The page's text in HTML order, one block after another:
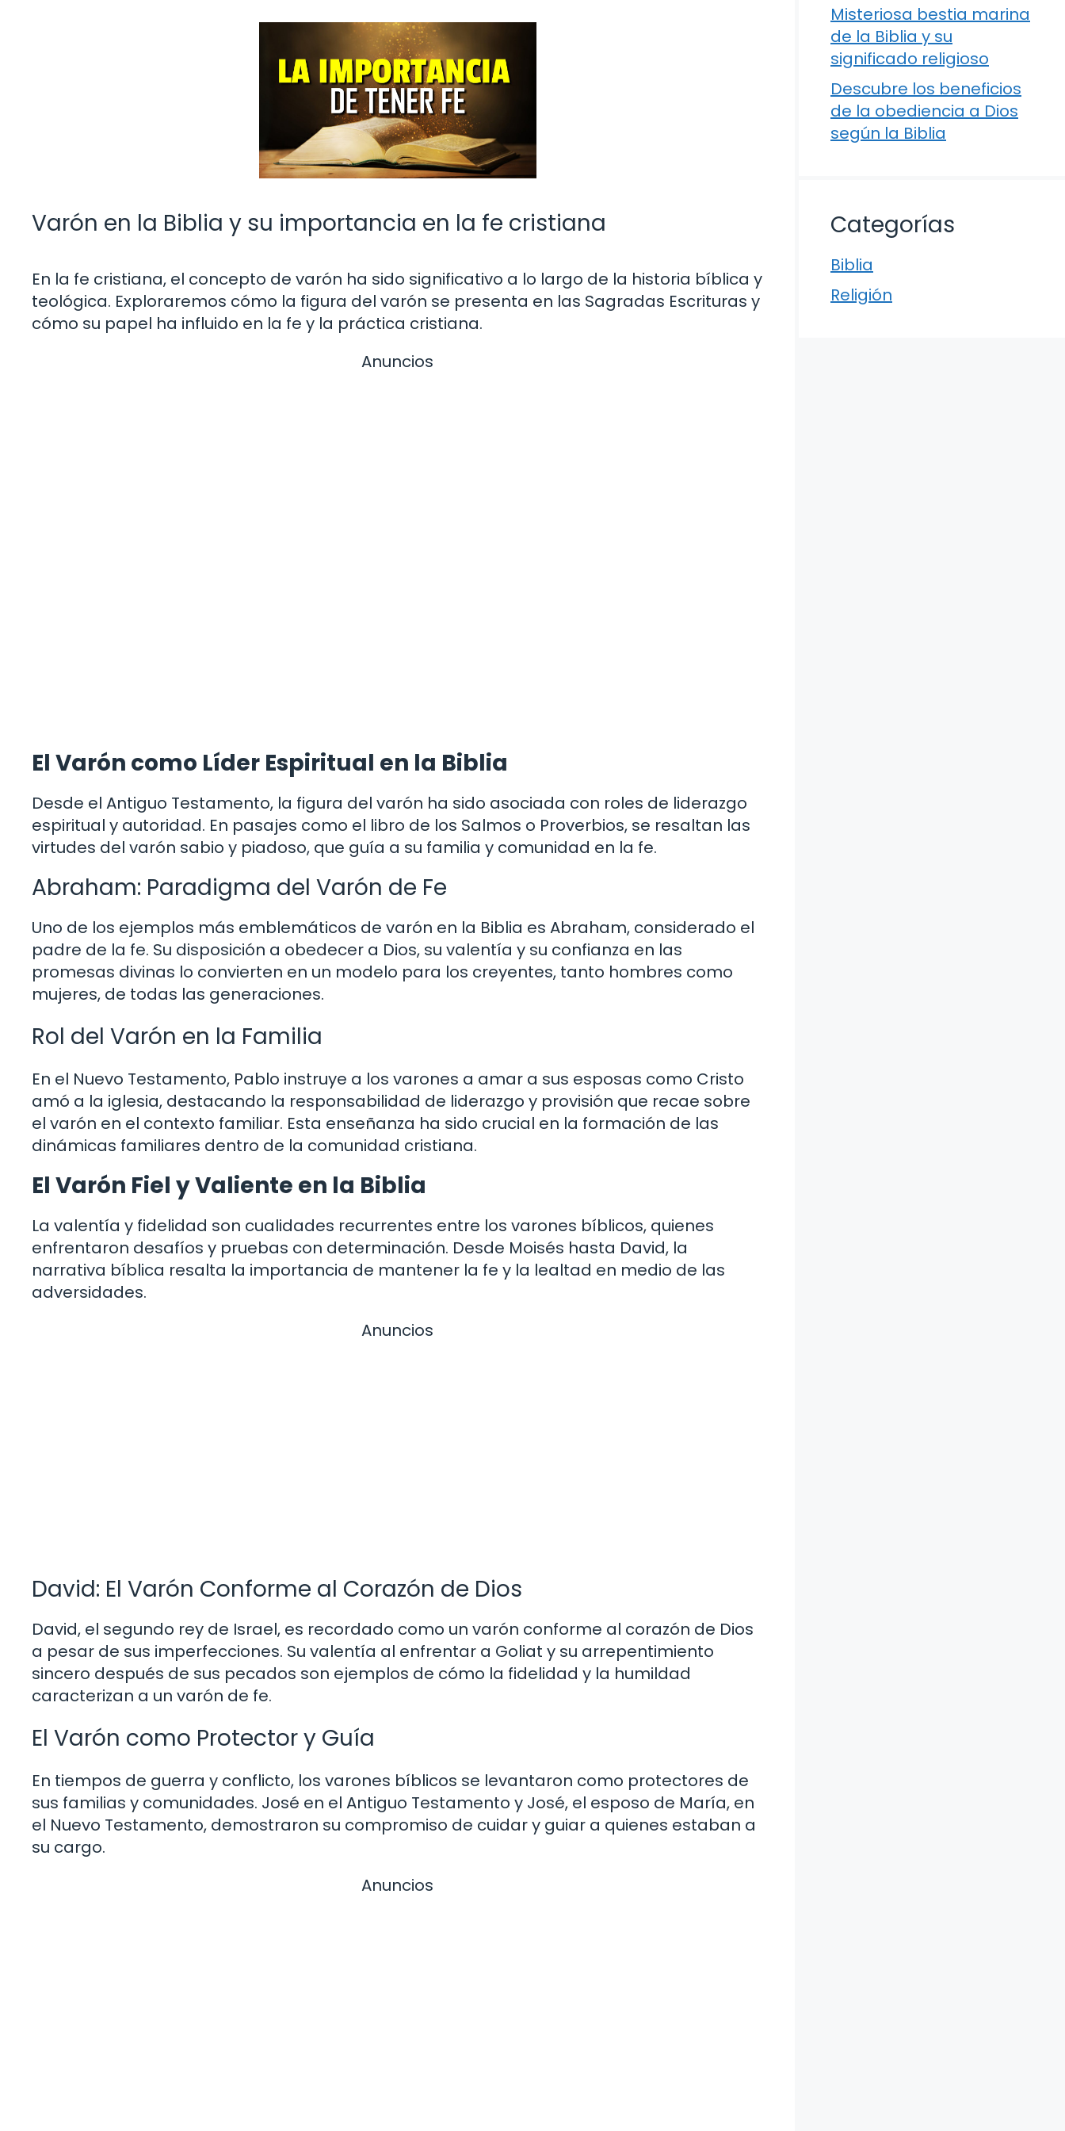
Varón en la Biblia y su importancia en la fe cristiana
En la fe cristiana, el concepto de varón ha sido significativo a lo largo de la historia bíblica y
teológica. Exploraremos cómo la figura del varón se presenta en las Sagradas Escrituras y
cómo su papel ha influido en la fe y la práctica cristiana.
Anuncios
El Varón como Líder Espiritual en la Biblia
Desde el Antiguo Testamento, la figura del varón ha sido asociada con roles de liderazgo
espiritual y autoridad. En pasajes como el libro de los Salmos o Proverbios, se resaltan las
virtudes del varón sabio y piadoso, que guía a su familia y comunidad en la fe.
Abraham: Paradigma del Varón de Fe
Uno de los ejemplos más emblemáticos de varón en la Biblia es Abraham, considerado el
padre de la fe. Su disposición a obedecer a Dios, su valentía y su confianza en las
promesas divinas lo convierten en un modelo para los creyentes, tanto hombres como
mujeres, de todas las generaciones.
Rol del Varón en la Familia
En el Nuevo Testamento, Pablo instruye a los varones a amar a sus esposas como Cristo
amó a la iglesia, destacando la responsabilidad de liderazgo y provisión que recae sobre
el varón en el contexto familiar. Esta enseñanza ha sido crucial en la formación de las
dinámicas familiares dentro de la comunidad cristiana.
El Varón Fiel y Valiente en la Biblia
La valentía y fidelidad son cualidades recurrentes entre los varones bíblicos, quienes
enfrentaron desafíos y pruebas con determinación. Desde Moisés hasta David, la
narrativa bíblica resalta la importancia de mantener la fe y la lealtad en medio de las
adversidades.
Anuncios
David: El Varón Conforme al Corazón de Dios
David, el segundo rey de Israel, es recordado como un varón conforme al corazón de Dios
a pesar de sus imperfecciones. Su valentía al enfrentar a Goliat y su arrepentimiento
sincero después de sus pecados son ejemplos de cómo la fidelidad y la humildad
caracterizan a un varón de fe.
El Varón como Protector y Guía
En tiempos de guerra y conflicto, los varones bíblicos se levantaron como protectores de
sus familias y comunidades. José en el Antiguo Testamento y José, el esposo de María, en
el Nuevo Testamento, demostraron su compromiso de cuidar y guiar a quienes estaban a
su cargo.
Anuncios
Misteriosa bestia marina
de la Biblia y su
significado religioso
Descubre los beneficios
de la obediencia a Dios
según la Biblia
Categorías
Biblia
Religión